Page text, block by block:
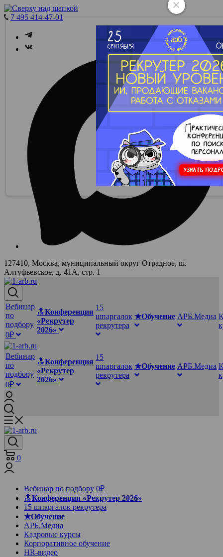
7 495 414-47-01
127410, Москва, муниципальный округ Отрадное, ш.
Алтуфьевское, д. 41А, стр. 1
Вебинар
по
подбору
0₽
🔝Конференция
«Рекрутер
2026»
15
шпаргалок
рекрутера
★Обучение АРБ.Медиа
Вебинар
по
подбору
0₽
🔝Конференция
«Рекрутер
2026»
15
шпаргалок
рекрутера
★Обучение АРБ.Медиа
0
Вебинар по подбору 0₽
🔝Конференция «Рекрутер 2026»
15 шпаргалок рекрутера
★Обучение
АРБ.Медиа
Кадровые курсы
Корпоративное обучение
HR-видео